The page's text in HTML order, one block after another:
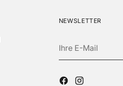
NEWSLETTER
E-